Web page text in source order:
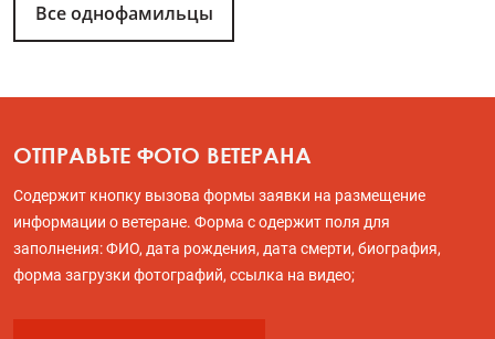
Все однофамильцы
ОТПРАВЬТЕ ФОТО ВЕТЕРАНА
Содержит кнопку вызова формы заявки на размещение
информации о ветеране. Форма с одержит поля для
заполнения: ФИО, дата рождения, дата смерти, биография,
форма загрузки фотографий, ссылка на видео;